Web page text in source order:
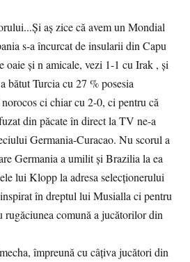
aș zice că avem un Mondial
s-a încurcat de insularii din Capu
oaie și n amicale, vezi 1-1 cu Irak , și
bătut Turcia cu 27 % posesia
ci chiar cu 2-0, ci pentru că
din păcate în direct la TV ne-a
Germania-Curacao. Nu scorul a
Germania a umilit și Brazilia la ea
lui Klopp la adresa selecționerului
în dreptul lui Musialla ci pentru
rugăciunea comună a jucătorilor din
împreună cu câțiva jucători din